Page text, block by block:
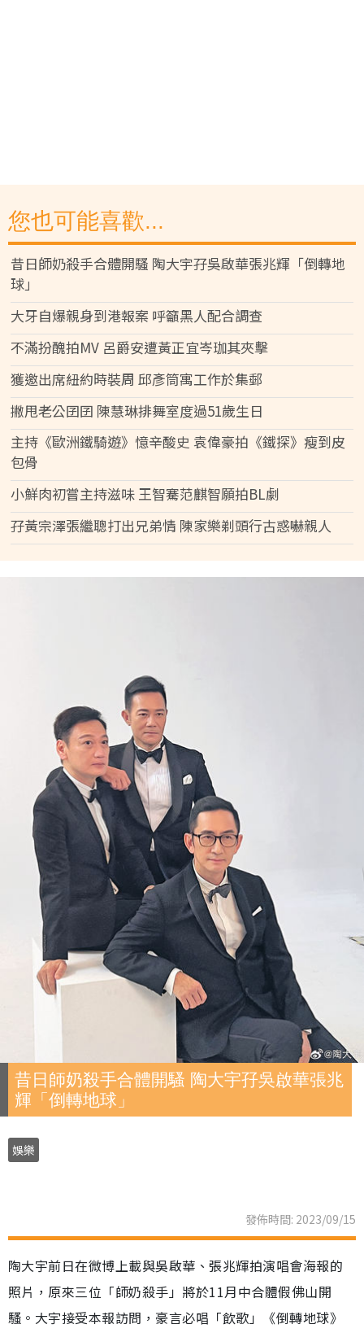
您也可能喜歡...
昔日師奶殺手合體開騷 陶大宇孖吳啟華張兆輝「倒轉地
球」
大牙自爆親身到港報案 呼籲黑人配合調查
不滿扮醜拍MV 呂爵安遭黃正宜岑珈其夾擊
獲邀出席紐約時裝周 邱彥筒寓工作於集郵
撇甩老公囝囝 陳慧琳排舞室度過51歲生日
主持《歐洲鐵騎遊》憶辛酸史 袁偉豪拍《鐵探》瘦到皮
包骨
小鮮肉初嘗主持滋味 王智騫范麒智願拍BL劇
孖黃宗澤張繼聰打出兄弟情 陳家樂剃頭行古惑嚇親人
昔日師奶殺手合體開騷 陶大宇孖吳啟華張兆
輝「倒轉地球」
娛樂
發佈時間: 2023/09/15
陶大宇前日在微博上載與吳啟華、張兆輝拍演唱會海報的
照片，原來三位「師奶殺手」將於11月中合體假佛山開
騷。大宇接受本報訪問，豪言必唱「飲歌」《倒轉地球》